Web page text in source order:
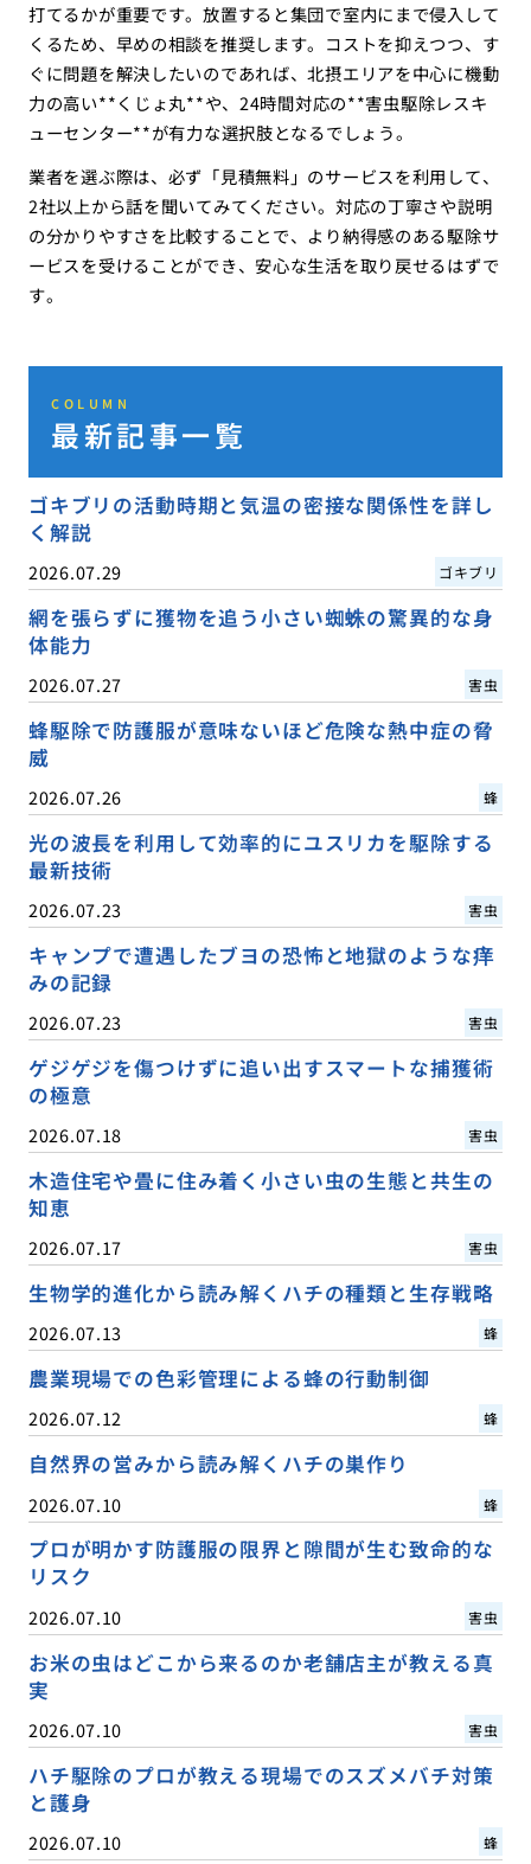
打てるかが重要です。放置すると集団で室内にまで侵入して
くるため、早めの相談を推奨します。コストを抑えつつ、す
ぐに問題を解決したいのであれば、北摂エリアを中心に機動
力の高い**くじょ丸**や、24時間対応の**害虫駆除レスキ
ューセンター**が有力な選択肢となるでしょう。
業者を選ぶ際は、必ず「見積無料」のサービスを利用して、
2社以上から話を聞いてみてください。対応の丁寧さや説明
の分かりやすさを比較することで、より納得感のある駆除サ
ービスを受けることができ、安心な生活を取り戻せるはずで
す。
COLUMN
最新記事一覧
ゴキブリの活動時期と気温の密接な関係性を詳し
く解説
2026.07.29 ゴキブリ
網を張らずに獲物を追う小さい蜘蛛の驚異的な身
体能力
2026.07.27 害虫
蜂駆除で防護服が意味ないほど危険な熱中症の脅
威
2026.07.26 蜂
光の波長を利用して効率的にユスリカを駆除する
最新技術
2026.07.23 害虫
キャンプで遭遇したブヨの恐怖と地獄のような痒
みの記録
2026.07.23 害虫
ゲジゲジを傷つけずに追い出すスマートな捕獲術
の極意
2026.07.18 害虫
木造住宅や畳に住み着く小さい虫の生態と共生の
知恵
2026.07.17 害虫
生物学的進化から読み解くハチの種類と生存戦略
2026.07.13 蜂
農業現場での色彩管理による蜂の行動制御
2026.07.12 蜂
自然界の営みから読み解くハチの巣作り
2026.07.10 蜂
プロが明かす防護服の限界と隙間が生む致命的な
リスク
2026.07.10 害虫
お米の虫はどこから来るのか老舗店主が教える真
実
2026.07.10 害虫
ハチ駆除のプロが教える現場でのスズメバチ対策
と護身
2026.07.10 蜂